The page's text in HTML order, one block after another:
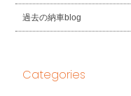
過去の納車blog
Categories